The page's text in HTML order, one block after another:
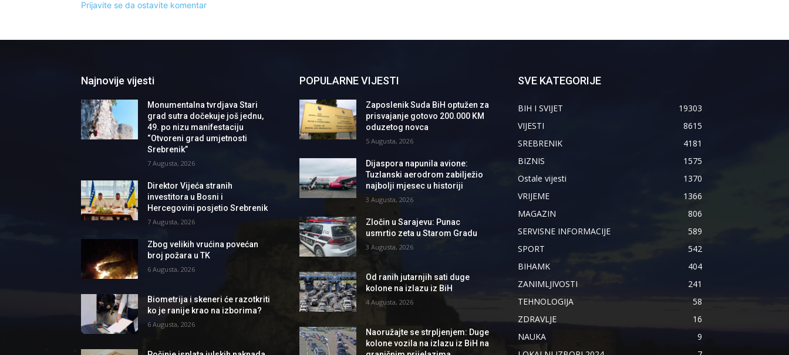
Prijavite se da ostavite komentar
Najnovije vijesti
Monumentalna tvrdjava Stari
grad sutra dočekuje još jednu,
49. po nizu manifestaciju
“Otvoreni grad umjetnosti
Srebrenik”
7 Augusta, 2026
Direktor Vijeća stranih
investitora u Bosni i
Hercegovini posjetio Srebrenik
7 Augusta, 2026
Zbog velikih vrućina povećan
broj požara u TK
6 Augusta, 2026
Biometrija i skeneri će razotkriti
ko je ranije krao na izborima?
6 Augusta, 2026
POPULARNE VIJESTI
Zaposlenik Suda BiH optužen za
prisvajanje gotovo 200.000 KM
oduzetog novca
5 Augusta, 2026
Dijaspora napunila avione:
Tuzlanski aerodrom zabilježio
najbolji mjesec u historiji
3 Augusta, 2026
Zločin u Sarajevu: Punac
usmrtio zeta u Starom Gradu
3 Augusta, 2026
Od ranih jutarnjih sati duge
kolone na izlazu iz BiH
4 Augusta, 2026
Naoružajte se strpljenjem: Duge
kolone vozila na izlazu iz BiH na
SVE KATEGORIJE
BIH I SVIJET
19303
VIJESTI
8615
SREBRENIK
4181
BIZNIS
1575
Ostale vijesti
1370
VRIJEME
1366
MAGAZIN
806
SERVISNE INFORMACIJE
589
SPORT
542
BIHAMK
404
ZANIMLJIVOSTI
241
TEHNOLOGIJA
58
ZDRAVLJE
16
NAUKA
9